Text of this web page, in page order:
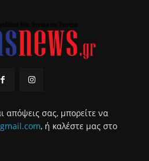
απόψεις σας, μπορείτε να
, ή καλέστε μας στο